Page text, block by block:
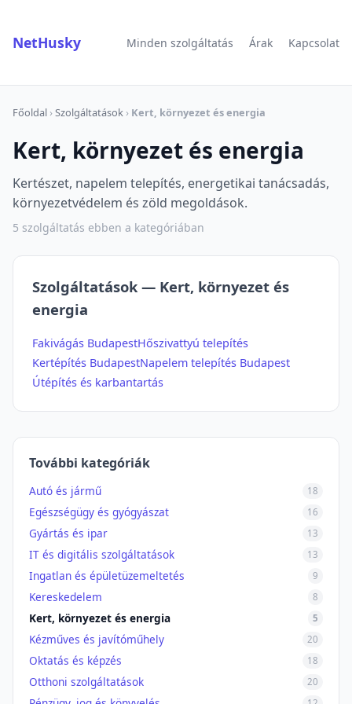
NetHusky Minden szolgáltatás Árak Kapcsolat
Főoldal ›Szolgáltatások › Kert, környezet és energia
Kert, környezet és energia
Kertészet, napelem telepítés, energetikai tanácsadás,
környezetvédelem és zöld megoldások.
5 szolgáltatás ebben a kategóriában
Szolgáltatások — Kert, környezet és
energia
Fakivágás BudapestHőszivattyú telepítés
Kertépítés BudapestNapelem telepítés Budapest
Útépítés és karbantartás
További kategóriák
Autó és jármű 18
Egészségügy és gyógyászat 16
Gyártás és ipar 13
IT és digitális szolgáltatások 13
Ingatlan és épületüzemeltetés 9
Kereskedelem 8
Kert, környezet és energia 5
Kézműves és javítóműhely 20
Oktatás és képzés 18
Otthoni szolgáltatások 20